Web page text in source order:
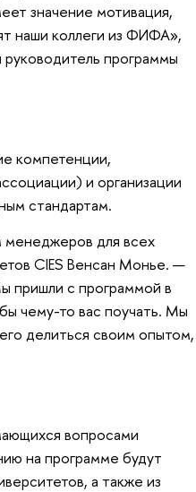
значение мотивация,
наши коллеги из ФИФА»,
программы
компетенции,
и организации
стандартам.
менеджеров для всех
CIES Венсан Монье. —
пришли с программой в
чему-то вас поучать. Мы
делиться своим опытом,
вопросами
на программе будут
а также из